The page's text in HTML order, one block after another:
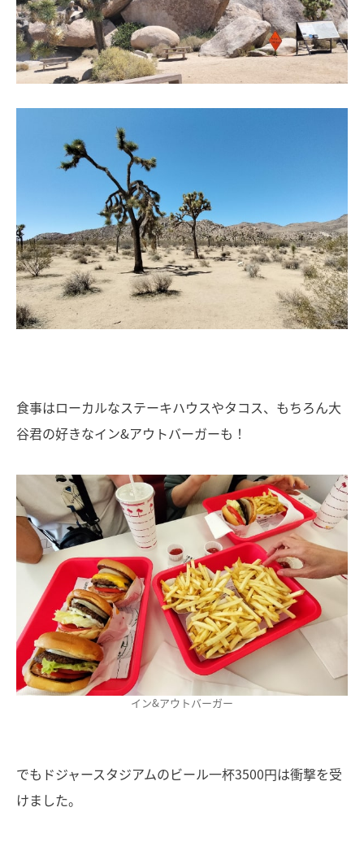
食事はローカルなステーキハウスやタコス、もちろん大
谷君の好きなイン&アウトバーガーも！
イン&アウトバーガー
でもドジャースタジアムのビール一杯3500円は衝撃を受
けました。